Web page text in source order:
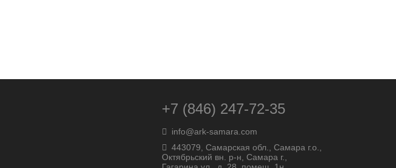
+7 (846) 247-72-35
info@ark-samara.com
443079, Самарская обл., Самара г.о.,
Октябрьский вн. р-н, Самара г.,